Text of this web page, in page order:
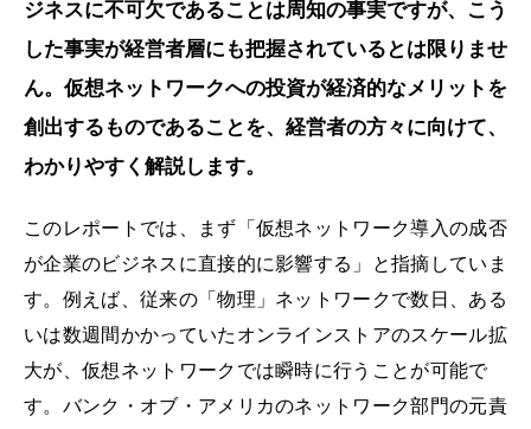
ジネスに不可欠であることは周知の事実ですが、こう
した事実が経営者層にも把握されているとは限りませ
ん。仮想ネットワークへの投資が経済的なメリットを
創出するものであることを、経営者の方々に向けて、
わかりやすく解説します。
このレポートでは、まず「仮想ネットワーク導入の成否
が企業のビジネスに直接的に影響する」と指摘していま
す。例えば、従来の「物理」ネットワークで数日、ある
いは数週間かかっていたオンラインストアのスケール拡
大が、仮想ネットワークでは瞬時に行うことが可能で
す。バンク・オブ・アメリカのネットワーク部門の元責